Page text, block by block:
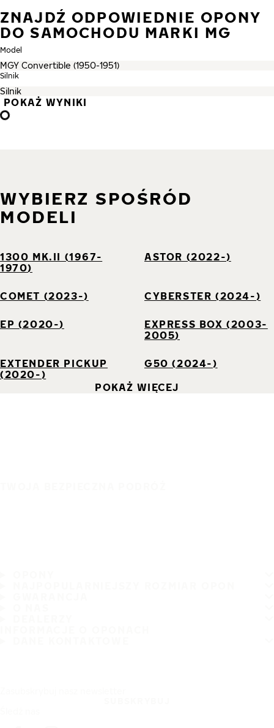
ZNAJDŹ ODPOWIEDNIE OPONY
DO SAMOCHODU MARKI MG
Model
Silnik
POKAŻ WYNIKI
WYBIERZ SPOŚRÓD
MODELI
1300 MK.II (1967-
1970)
ASTOR (2022-)
COMET (2023-) CYBERSTER (2024-)
EP (2020-)
EXPRESS BOX (2003-
2005)
EXTENDER PICKUP
(2020-)
G50 (2024-)
POKAŻ WIĘCEJ